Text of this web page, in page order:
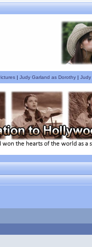
| Judy Garland as Dorothy| Judy